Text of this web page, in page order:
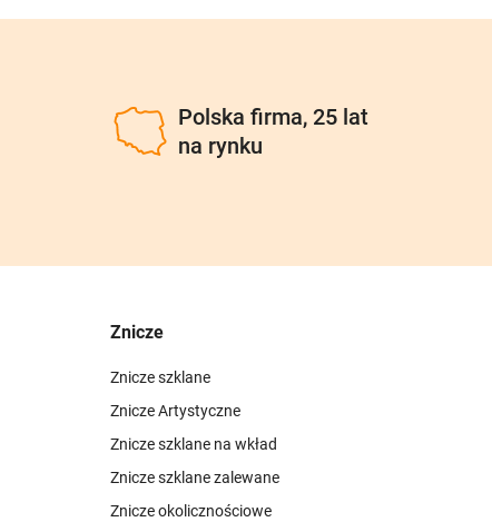
Polska firma, 25 lat
na rynku
Znicze
Znicze szklane
Znicze Artystyczne
Znicze szklane na wkład
Znicze szklane zalewane
Znicze okolicznościowe